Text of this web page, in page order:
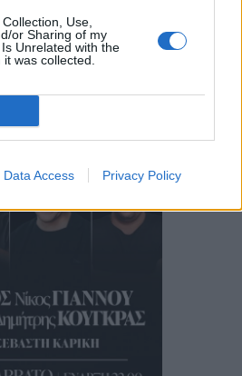
Use,
or Sharing of my
Unrelated with the
was collected.
Data Access Privacy Policy